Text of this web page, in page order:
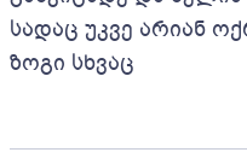
სადაც უკვე არიან
ზოგი სხვაც